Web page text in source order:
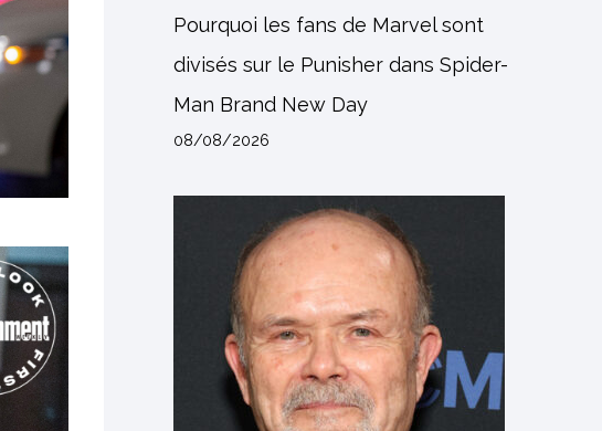
Pourquoi les fans de Marvel sont
divisés sur le Punisher dans Spider-
Man Brand New Day
08/08/2026